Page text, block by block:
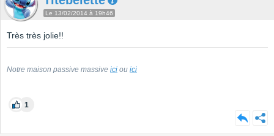
Le 13/02/2014 à 19h46
Très très jolie!!
Notre maison passive massive ici ou ici
1